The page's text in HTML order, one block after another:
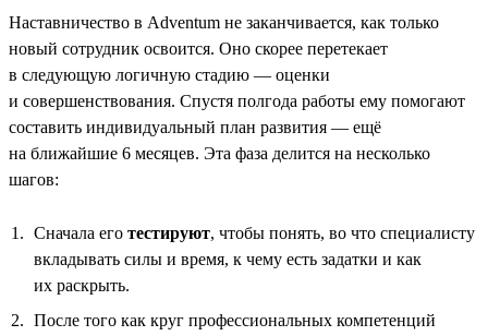
Наставничество в Adventum не заканчивается, как только
новый сотрудник освоится. Оно скорее перетекает
в следующую логичную стадию — оценки
и совершенствования. Спустя полгода работы ему помогают
составить индивидуальный план развития — ещё
на ближайшие 6 месяцев. Эта фаза делится на несколько
шагов:
Сначала его тестируют, чтобы понять, во что специалисту
вкладывать силы и время, к чему есть задатки и как
их раскрыть.
После того как круг профессиональных компетенций